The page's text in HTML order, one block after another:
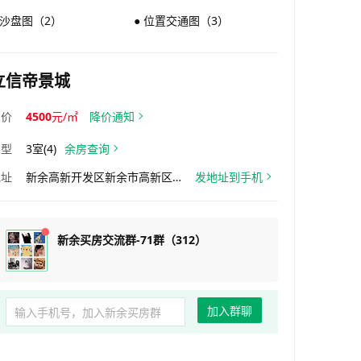
盘图（2） ● 位置交通图（3）
信帝景城
4500元/㎡ 降价通知
3室(4) 余房查询
新余高新开发区新余市高新区南源路2089号 发地址到手机
新余买房交流群-71群（312）
加入群聊